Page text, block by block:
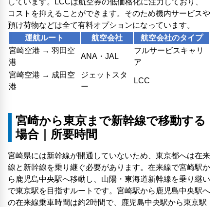
コストを抑えることができます。そのため機内サービスや
預け荷物などは全て有料オプションになっています。
運航ルート
航空会社
航空会社のタイプ
宮崎空港 → 羽田空
港
ANA・JAL
フルサービスキャリ
ア
宮崎空港 → 成田空
港
ジェットスタ
ー
LCC
宮崎から東京まで新幹線で移動する
場合｜所要時間
宮崎県には新幹線が開通していないため、東京都へは在来
線と新幹線を乗り継ぐ必要があります。在来線で宮崎駅か
ら鹿児島中央駅へ移動し、山陽・東海道新幹線を乗り継い
で東京駅を目指すルートです。宮崎駅から鹿児島中央駅へ
の在来線乗車時間は約2時間で、鹿児島中央駅から東京駅